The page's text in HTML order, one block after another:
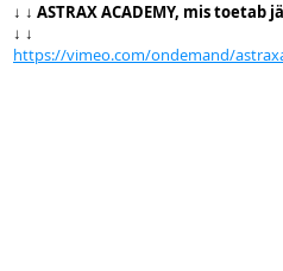
↓ ↓ ASTRAX ACADEMY, mis
↓ ↓
https://vimeo.com/ondemand/